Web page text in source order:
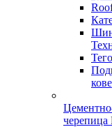
черепица